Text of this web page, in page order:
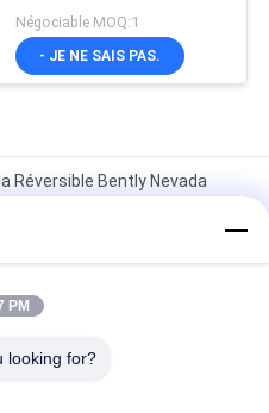
Négociable MOQ:1
- JE NE SAIS PAS.
Réversible Bently Nevada
sonde 330709-000-
Nevada Vibration Probe
PM
looking for?